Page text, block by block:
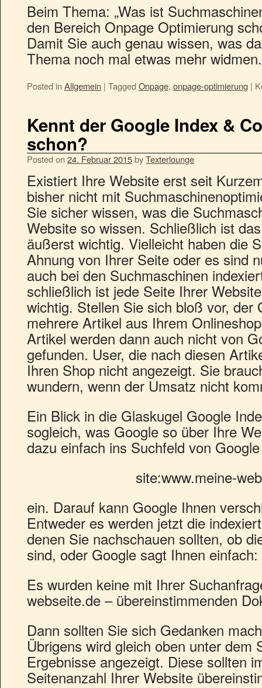
Beim Thema: „Was ist
den Bereich Onpage Optimierung
Damit Sie auch genau wissen, was
Thema noch mal etwas mehr
Posted in Allgemein | TaggedOnpage, onpage-optimierung |
Kennt der Google Index &
schon?
Posted on 24. Februar 2015byTexterlounge
Existiert Ihre Website erst seit
bisher nicht mit
Sie sicher wissen, was die
Website so wissen. Schließlich ist
äußerst wichtig. Vielleicht haben die
Ahnung von Ihrer Seite oder es sind
auch bei den Suchmaschinen
schließlich ist jede Seite Ihrer
wichtig. Stellen Sie sich bloß vor, der
mehrere Artikel aus Ihrem
Artikel werden dann auch nicht von
gefunden. User, die nach diesen
Ihren Shop nicht angezeigt. Sie
wundern, wenn der Umsatz nicht
Ein Blick in die Glaskugel Google
sogleich, was Google so über Ihre
dazu einfach ins Suchfeld von Google
site:www.meine-
ein. Darauf kann Google Ihnen
Entweder es werden jetzt die
denen Sie nachschauen sollten, ob
sind, oder Google sagt Ihnen einfach:
Es wurden keine mit Ihrer
webseite.de – übereinstimmenden
Dann sollten Sie sich Gedanken
Übrigens wird gleich oben unter dem
Ergebnisse angezeigt. Diese sollten
Seitenanzahl Ihrer Website